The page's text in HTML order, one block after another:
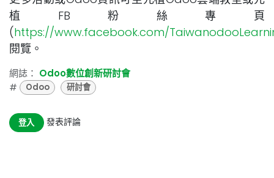
植FB粉絲專頁
(https://www.facebook.com/
閱覽。
網誌： Odoo數位創新研討會
#
Odoo 研討會
登入 發表評論